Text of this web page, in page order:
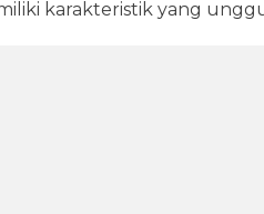
karakteristik yang